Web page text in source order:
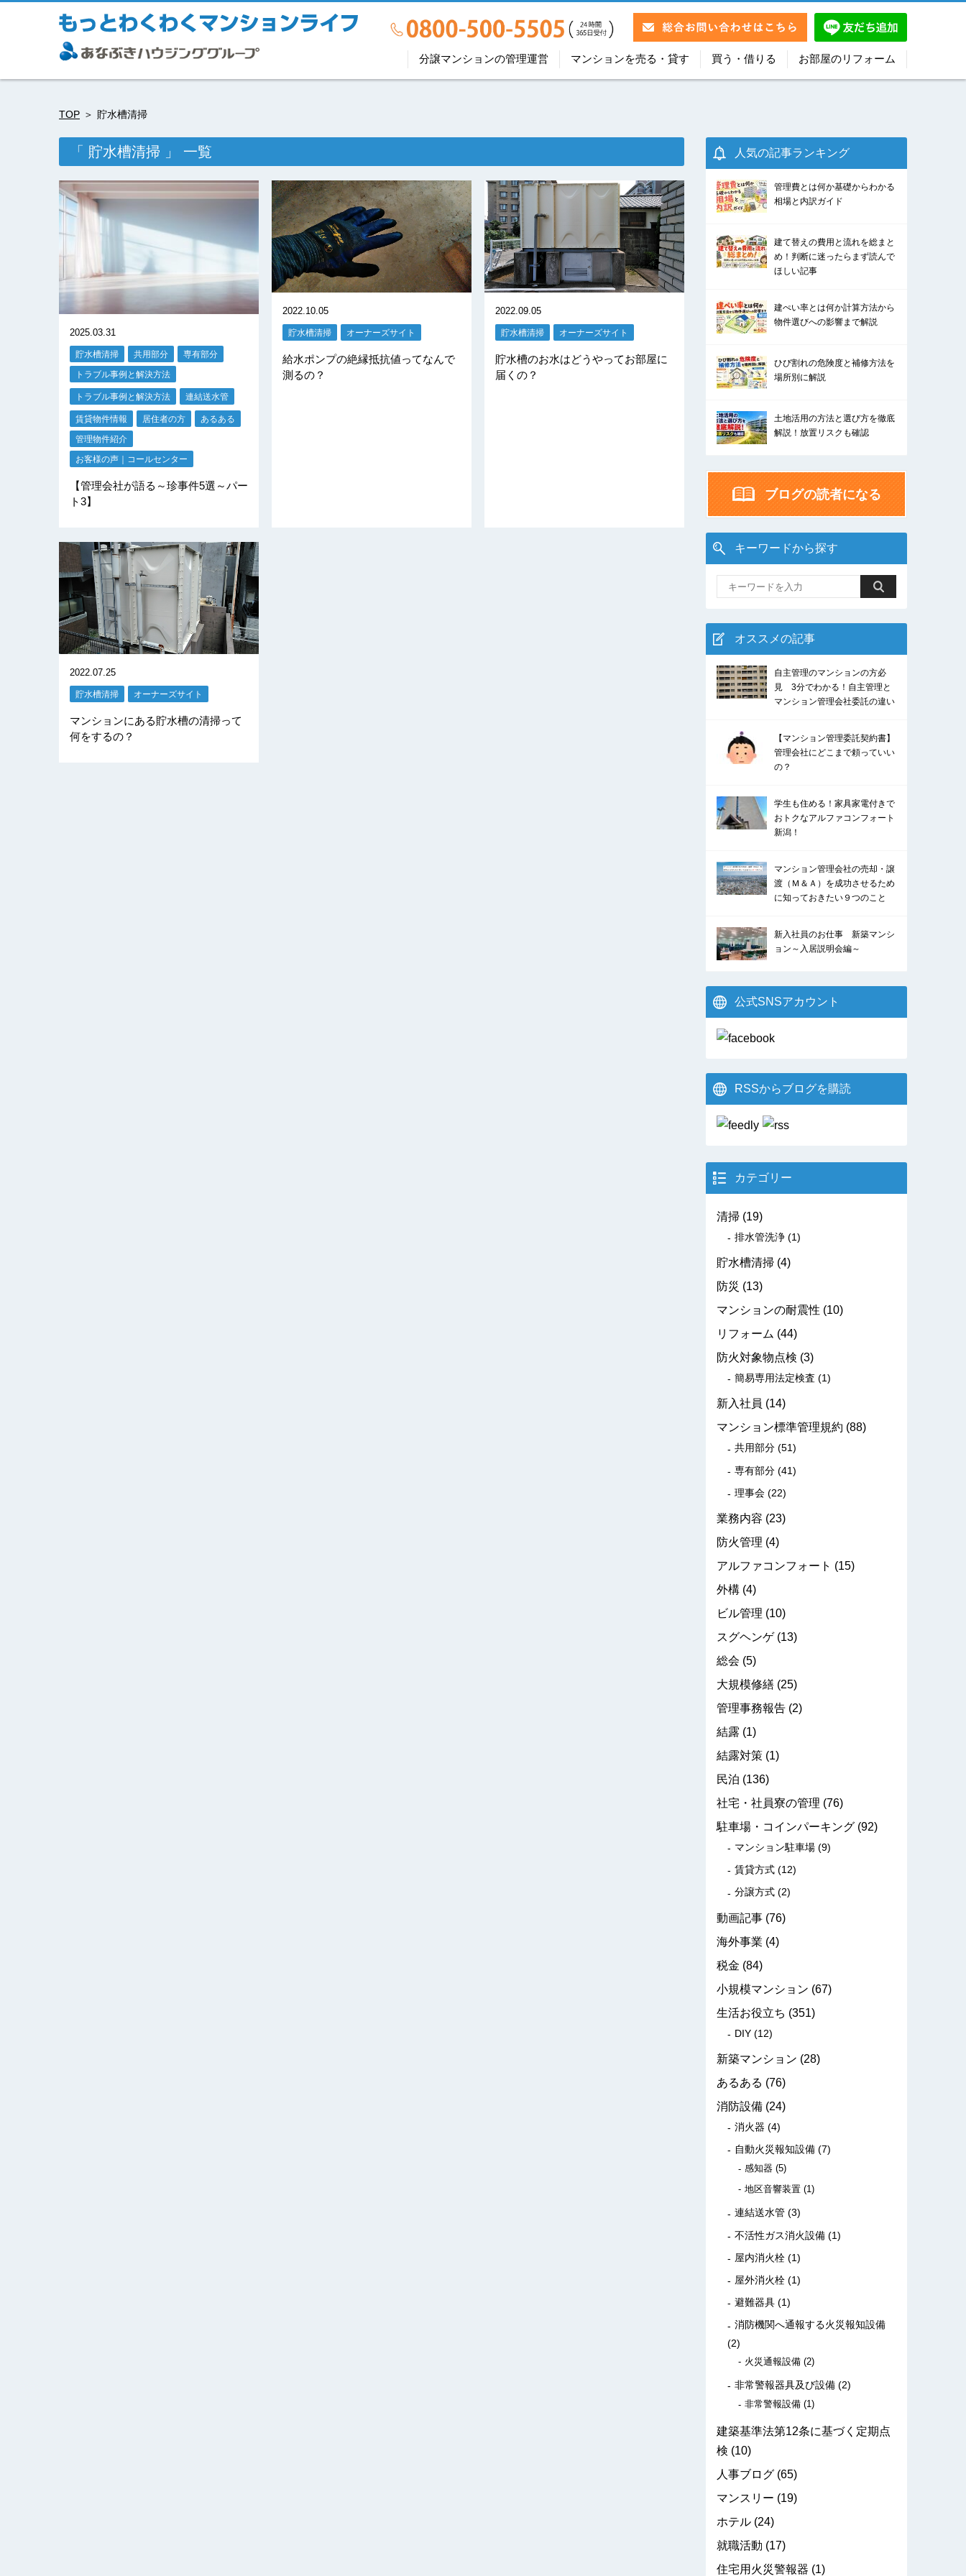
分譲マンションの管理運営 マンションを売る・貸す 買う・借りる お部屋のリフォーム
TOP 貯水槽清掃
「 貯水槽清掃 」 一覧
2025.03.31
貯水槽清掃 共用部分 専有部分
トラブル事例と解決方法
トラブル事例と解決方法 連結送水管
賃貸物件情報 居住者の方 あるある
管理物件紹介
お客様の声｜コールセンター
【管理会社が語る～珍事件5選～パー
ト3】
2022.10.05
貯水槽清掃 オーナーズサイト
給水ポンプの絶縁抵抗値ってなんで
測るの？
2022.09.05
貯水槽清掃 オーナーズサイト
貯水槽のお水はどうやってお部屋に
届くの？
2022.07.25
貯水槽清掃 オーナーズサイト
マンションにある貯水槽の清掃って
何をするの？
人気の記事ランキング
管理費とは何か基礎からわかる
相場と内訳ガイド
建て替えの費用と流れを総まと
め！判断に迷ったらまず読んで
ほしい記事
建ぺい率とは何か計算方法から
物件選びへの影響まで解説
ひび割れの危険度と補修方法を
場所別に解説
土地活用の方法と選び方を徹底
解説！放置リスクも確認
ブログの読者になる
キーワードから探す
オススメの記事
自主管理のマンションの方必
見 3分でわかる！自主管理と
マンション管理会社委託の違い
【マンション管理委託契約書】
管理会社にどこまで頼っていい
の？
学生も住める！家具家電付きで
おトクなアルファコンフォート
新潟！
マンション管理会社の売却・譲
渡（Ｍ＆Ａ）を成功させるため
に知っておきたい９つのこと
新入社員のお仕事 新築マンシ
ョン～入居説明会編～
公式SNSアカウント
RSSからブログを購読
カテゴリー
清掃 (19)
排水管洗浄 (1)
貯水槽清掃 (4)
防災 (13)
マンションの耐震性 (10)
リフォーム (44)
防火対象物点検 (3)
簡易専用法定検査 (1)
新入社員 (14)
マンション標準管理規約 (88)
共用部分 (51)
専有部分 (41)
理事会 (22)
業務内容 (23)
防火管理 (4)
アルファコンフォート (15)
外構 (4)
ビル管理 (10)
スグヘンゲ(13)
総会 (5)
大規模修繕 (25)
管理事務報告 (2)
結露 (1)
結露対策 (1)
民泊 (136)
社宅・社員寮の管理 (76)
駐車場・コインパーキング (92)
マンション駐車場 (9)
賃貸方式 (12)
分譲方式 (2)
動画記事 (76)
海外事業 (4)
税金 (84)
小規模マンション (67)
生活お役立ち (351)
DIY (12)
新築マンション (28)
あるある (76)
消防設備 (24)
消火器 (4)
自動火災報知設備 (7)
感知器 (5)
地区音響装置 (1)
連結送水管 (3)
不活性ガス消火設備 (1)
屋内消火栓 (1)
屋外消火栓 (1)
避難器具 (1)
消防機関へ通報する火災報知設備
(2)
火災通報設備 (2)
非常警報器具及び設備 (2)
非常警報設備 (1)
建築基準法第12条に基づく定期点
検 (10)
人事ブログ (65)
マンスリー (19)
ホテル (24)
就職活動 (17)
住宅用火災警報器 (1)